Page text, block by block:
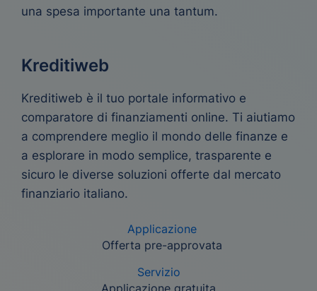
una spesa importante una tantum.
Kreditiweb
Kreditiweb è il tuo portale informativo e
comparatore di finanziamenti online. Ti aiutiamo
a comprendere meglio il mondo delle finanze e
a esplorare in modo semplice, trasparente e
sicuro le diverse soluzioni offerte dal mercato
finanziario italiano.
Applicazione
Offerta pre-approvata
Servizio
Applicazione gratuita